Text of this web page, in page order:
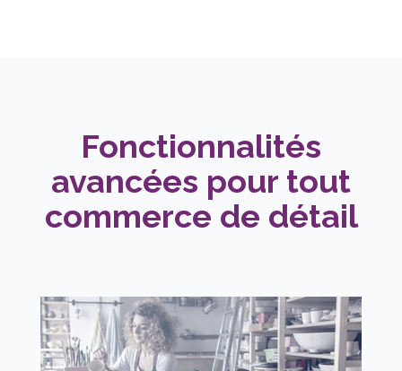
Fonctionnalités
avancées pour tout
commerce de détail